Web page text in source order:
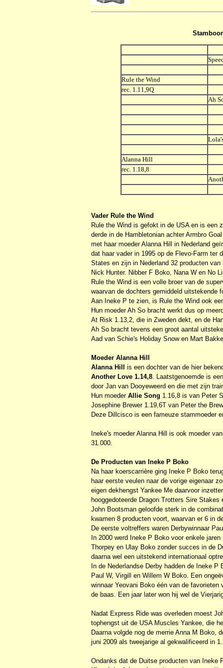
Rule the Wind
rec. 1.11,9Q
Ah
Alanna Hill
rec. 1.18,8
Vader Rule the Wind
Rule the Wind is gefokt in de USA en is een
derde in de Hambletonian achter Armbro
met haar moeder Alanna Hill in Nederland
dat haar vader in 1995 op de Flevo-Farm ter
States en zijn in Nederland 32 producten
Nick Hunter. Nibber F Boko, Nana W en No
Rule the Wind is een volle broer van de
waarvan de dochters gemiddeld uitstekende
Aan Ineke P te zien, is Rule the Wind ook
Hun moeder Ah So bracht werkt dus op
At Risk 1.13,2, die in Zweden dekt, en de
Ah So bracht tevens een groot aantal
Aad van Schie's Holiday Snow en Mart
Moeder Alanna Hill
Alanna Hill is een dochter van de hier
Another Love 1.14,8 . Laatstgenoemde is
door Jan van Dooyeweerd en die met zijn
Hun moeder Allie Song 1.16,8 is van Peter
Josephine Brewer 1.19,6T van Peter the
Deze Dillcisco is een fameuze stammoeder
Ineke's moeder Alanna Hill is ook moeder
31.000.
De Producten van Ineke P Boko
Na haar koerscarrière ging Ineke P Boko
haar eerste veulen naar de vorige eigenaar
eigen dekhengst Yankee Me daarvoor
hooggedoteerde Dragon Trotters Sire
John Bootsman geloofde sterk in de
kwamen 8 producten voort, waarvan er 6 in
De eerste voltreffers waren Derbywinnaar
In 2000 werd Ineke P Boko voor enkele
Thorpey en Ulay Boko zonder succes in de
daarna wel een uitstekend internationaal
In de Nederlandse Derby hadden de Ineke
Paul W, Virgill en Willem W Boko. Een
winnaar Yeovani Boko één van de
de baas. Een jaar later won hij wel de
Nadat Express Ride was overleden moest
tophengst uit de USA Muscles Yankee, die
Daarna volgde nog de merrie Anna M Boko,
juni 2009 als tweejarige al gekwalificeerd in
Ondanks dat de Duitse producten van